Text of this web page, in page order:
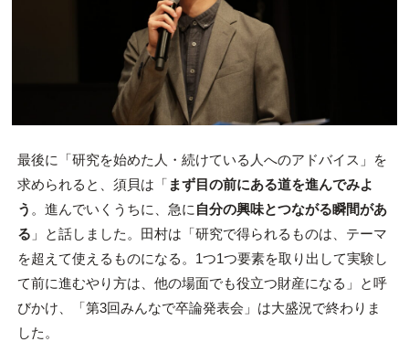
最後に「研究を始めた人・続けている人へのアドバイス」を
求められると、須貝は「 まず目の前にある道を進んでみよ
う 。進んでいくうちに、急に 自分の興味とつながる瞬間があ
る 」と話しました。田村は「研究で得られるものは、テーマ
を超えて使えるものになる。1つ1つ要素を取り出して実験し
て前に進むやり方は、他の場面でも役立つ財産になる」と呼
びかけ、「第3回みんなで卒論発表会」は大盛況で終わりま
した。